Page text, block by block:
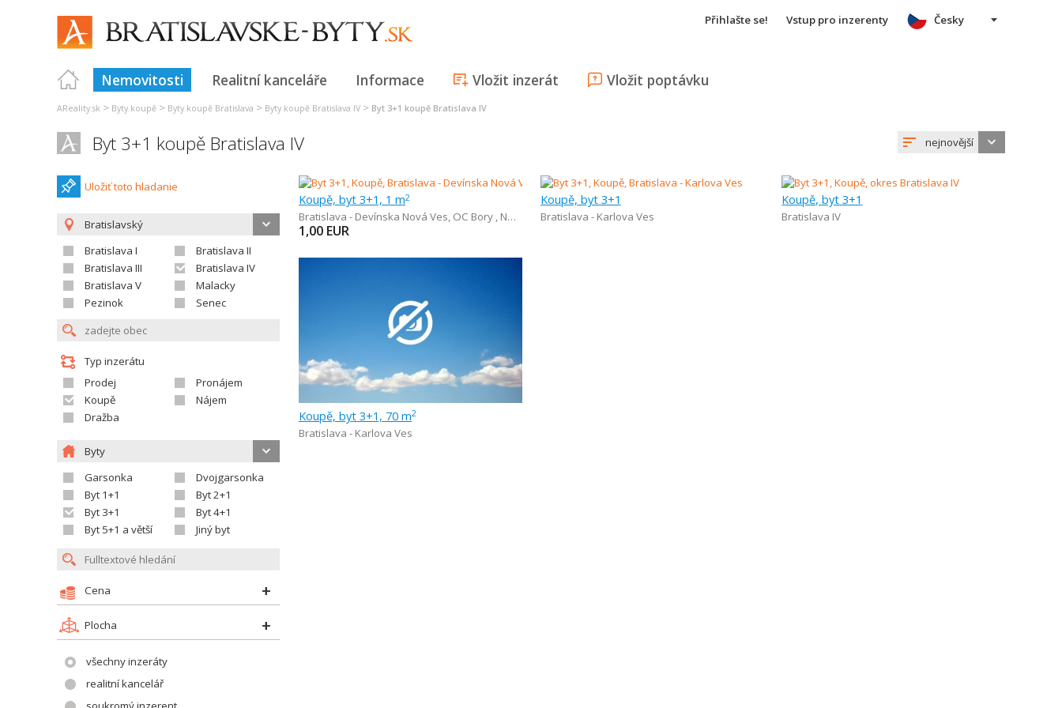
Přihlašte se! Vstup pro inzerenty
Nemovitosti Realitní kanceláře Informace Vložit inzerát Vložit poptávku
Česky
AReality.sk > Byty koupě > Byty koupě Bratislava > Byty koupě Bratislava IV > Byt 3+1 koupě Bratislava IV
Byt 3+1 koupě Bratislava IV nejnovější
Uložiť toto hladanie
Bratislavský
Bratislava I
Bratislava II
Bratislava III
Bratislava IV
Bratislava V
Malacky
Pezinok
Senec
Typ inzerátu
Prodej
Pronájem
Koupě
Nájem
Dražba
Byty
Garsonka
Dvojgarsonka
Byt 1+1
Byt 2+1
Byt 3+1
Byt 4+1
Byt 5+1 a větší
Jiný byt
Cena
Plocha
všechny inzeráty
realitní kancelář
Koupě, byt 3+1, 1 m2
Bratislava - Devínska Nová Ves, OC Bory , Nemocnica Bory
1,00 EUR
Koupě, byt 3+1
Bratislava - Karlova Ves
Koupě, byt 3+1
Bratislava IV
Koupě, byt 3+1, 70 m2
Bratislava - Karlova Ves